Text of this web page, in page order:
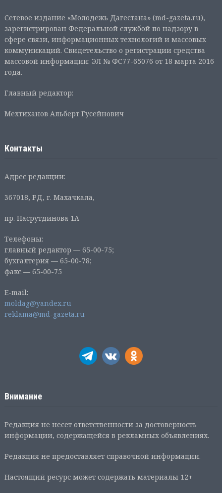
Сетевое издание «Молодежь Дагестана» (md-gazeta.ru),
зарегистрирован Федеральной службой по надзору в
сфере связи, информационных технологий и массовых
коммуникаций. Свидетельство о регистрации средства
массовой информации: ЭЛ № ФС77-65076 от 18 марта 2016
года.
Главный редактор:
Мехтиханов Альберт Гусейнович
Контакты
Адрес редакции:
367018, РД, г. Махачкала,
пр. Насрутдинова 1А
Телефоны:
главный редактор — 65-00-75;
бухгалтерия — 65-00-78;
факс — 65-00-75
E-mail:
moldag@yandex.ru
reklama@md-gazeta.ru
Внимание
Редакция не несет ответственности за достоверность
информации, содержащейся в рекламных объявлениях.
Редакция не предоставляет справочной информации.
Настоящий ресурс может содержать материалы 12+